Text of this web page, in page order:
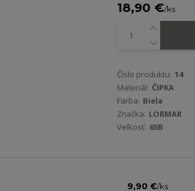
18,90 €/ks
Číslo produktu: 14
Materiál: ČIPKA
Farba: Biela
Značka: LORMAR
Veľkosť: 65B
9,90 €/ks